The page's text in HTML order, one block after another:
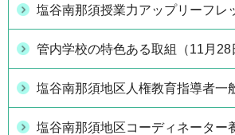
塩谷南那須授業力アップリーフ
管内学校の特色ある取組（11月28
塩谷南那須地区人権教育指導者一
塩谷南那須地区コーディネーター